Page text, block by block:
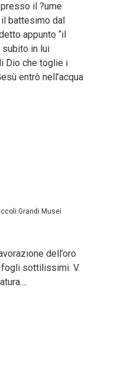
il ?ume
battesimo dal
appunto “il
subito in lui
Dio che toglie i
entrò nell’acqua
Grandi Musei
dell’oro
sottilissimi. V.